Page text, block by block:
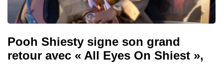
Pooh Shiesty signe son grand
retour avec « All Eyes On Shiest »,